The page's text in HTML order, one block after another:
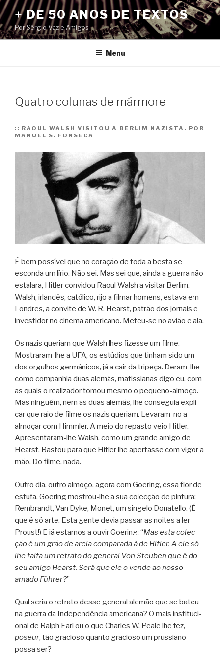
Pular
para
o
conteúdo
+ DE 50 ANOS DE TEXTOS
Por Sérgio Vaz e Amigos
Menu
Quatro colunas de mármore
:: RAOUL WALSH VISITOU A BERLIM NAZISTA. POR
MANUEL S. FONSECA
É bem pos­sí­vel que no cora­ção de toda a besta se
esconda um lírio. Não sei. Mas sei que, ainda a guerra não
esta­lara, Hitler con­vi­dou Raoul Walsh a visi­tar Ber­lim.
Walsh, irlan­dês, cató­lico, rijo a fil­mar homens, estava em
Lon­dres, a con­vite de W. R. Hearst, patrão dos jor­nais e
inves­ti­dor no cinema ame­ri­cano. Meteu-se no avião e ala.
Os nazis que­riam que Walsh lhes fizesse um filme.
Mostraram-lhe a UFA, os estú­dios que tinham sido um
dos orgu­lhos ger­mâ­ni­cos, já a cair da tri­peça. Deram-lhe
como com­pa­nhia duas ale­mãs, matis­si­a­nas digo eu, com
as quais o rea­li­za­dor tomou mesmo o pequeno-almoço.
Mas nin­guém, nem as duas ale­mãs, lhe con­se­guia expli­
car que raio de filme os nazis que­riam. Levaram-no a
almo­çar com Himm­ler. A meio do repasto veio Hitler.
Apresentaram-lhe Walsh, como um grande amigo de
Hearst. Bas­tou para que Hitler lhe aper­tasse com vigor a
mão. Do filme, nada.
Outro dia, outro almoço, agora com Goe­ring, essa flor de
estufa. Goe­ring mostrou-lhe a sua colec­ção de pin­tura:
Rem­brandt, Van Dyke, Monet, um sin­gelo Dona­tello. (É
que é só arte. Esta gente devia pas­sar as noi­tes a ler
Proust!) E já esta­mos a ouvir Goe­ring: “Mas esta colec­
ção é um grão de areia com­pa­rada à de Hitler. A ele só
lhe falta um retrato do gene­ral Von Steu­ben que é do
seu amigo Hearst. Será que ele o vende ao nosso
amado Füh­rer?”
Qual seria o retrato desse gene­ral ale­mão que se bateu
na guerra da Inde­pen­dên­cia ame­ri­cana? O mais ins­ti­tu­ci­
o­nal de Ralph Earl ou o que Char­les W. Peale lhe fez,
poseur, tão gra­ci­oso quanto gra­ci­oso um prus­si­ano
possa ser?